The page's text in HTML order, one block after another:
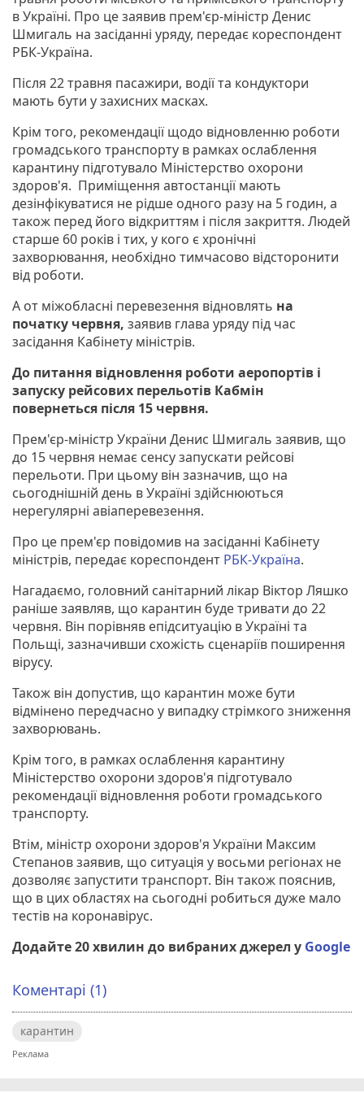
в Україні. Про це заявив прем'єр-міністр Денис
Шмигаль на засіданні уряду, передає кореспондент
РБК-Україна.
Після 22 травня пасажири, водії та кондуктори
мають бути у захисних масках.
Крім того, рекомендації щодо відновленню роботи
громадського транспорту в рамках ослаблення
карантину підготувало Міністерство охорони
здоров'я. Приміщення автостанції мають
дезінфікуватися не рідше одного разу на 5 годин, а
також перед його відкриттям і після закриття. Людей
старше 60 років і тих, у кого є хронічні
захворювання, необхідно тимчасово відсторонити
від роботи.
А от міжобласні перевезення відновлять на
початку червня, заявив глава уряду під час
засідання Кабінету міністрів.
До питання відновлення роботи аеропортів і
запуску рейсових перельотів Кабмін
повернеться після 15 червня.
Прем'єр-міністр України Денис Шмигаль заявив, що
до 15 червня немає сенсу запускати рейсові
перельоти. При цьому він зазначив, що на
сьогоднішній день в Україні здійснюються
нерегулярні авіаперевезення.
Про це прем'єр повідомив на засіданні Кабінету
міністрів, передає кореспондент РБК-Україна.
Нагадаємо, головний санітарний лікар Віктор Ляшко
раніше заявляв, що карантин буде тривати до 22
червня. Він порівняв епідситуацію в Україні та
Польщі, зазначивши схожість сценаріїв поширення
вірусу.
Також він допустив, що карантин може бути
відмінено передчасно у випадку стрімкого зниження
захворювань.
Крім того, в рамках ослаблення карантину
Міністерство охорони здоров'я підготувало
рекомендації відновлення роботи громадського
транспорту.
Втім, міністр охорони здоров'я України Максим
Степанов заявив, що ситуація у восьми регіонах не
дозволяє запустити транспорт. Він також пояснив,
що в цих областях на сьогодні робиться дуже мало
тестів на коронавірус.
Додайте 20 хвилин до вибраних джерел у Google
Коментарі (1)
карантин